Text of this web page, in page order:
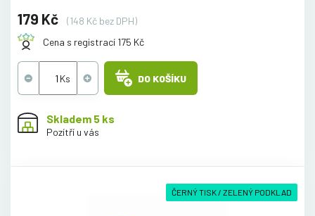
179 Kč
(148 Kč bez DPH)
Cena s registrací 175 Kč
DO KOŠÍKU
Skladem 5 ks
Pozítří u vás
ČERNÝ TISK / ZELENÝ PODKLAD